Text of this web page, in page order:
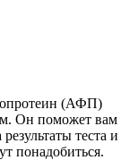
(АФП)
Он поможет вам
теста и
понадобиться.